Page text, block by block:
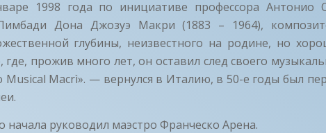
1998 года по инициативе профессора Антонио
Дона Джозуэ Макри (1883 – 1964),
глубины, неизвестного на родине, но
где, прожив много лет, он оставил след своего
Musical Macrì». — вернулся в Италию, в 50-е годы был
начала руководил маэстро Франческо Арена.